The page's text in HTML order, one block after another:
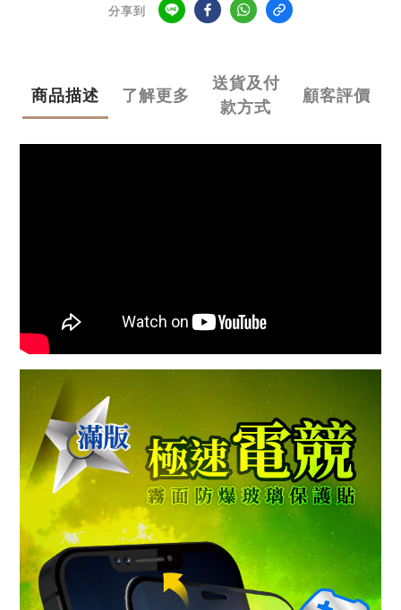
分享到
商品描述 了解更多
送貨及付
款方式
顧客評價